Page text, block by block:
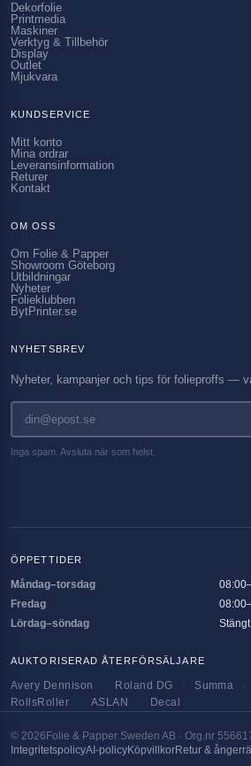
Dekorfolie
Printmedia
Maskiner
Verktyg & Tillbehör
Display
Outlet
Mjukvara
KUNDSERVICE
Mitt konto
Mina ordrar
Leveransinformation
Returer
Kontakt
OM OSS
Om Folie & Papper
Showroom Göteborg
Utbildningar
Nyheter
Folieklubben
BytPrinter.se
NYHETSBREV
Nyheter, kampanjer och tips för folieproffs —
Inga spam. Avsluta när som helst.
ÖPPETTIDER
Måndag–torsdag
Fredag
Lördag–söndag
Stängt
AUKTORISERAD ÅTERFÖRSÄLJARE
Avery Dennison Roland DG Summa
RollsRoller
ASLAN Decal
© 2026 Folie & Papper Sweden AB · Org.nr
IntegritetspolicyAI-policyKöpvillkorRetur &